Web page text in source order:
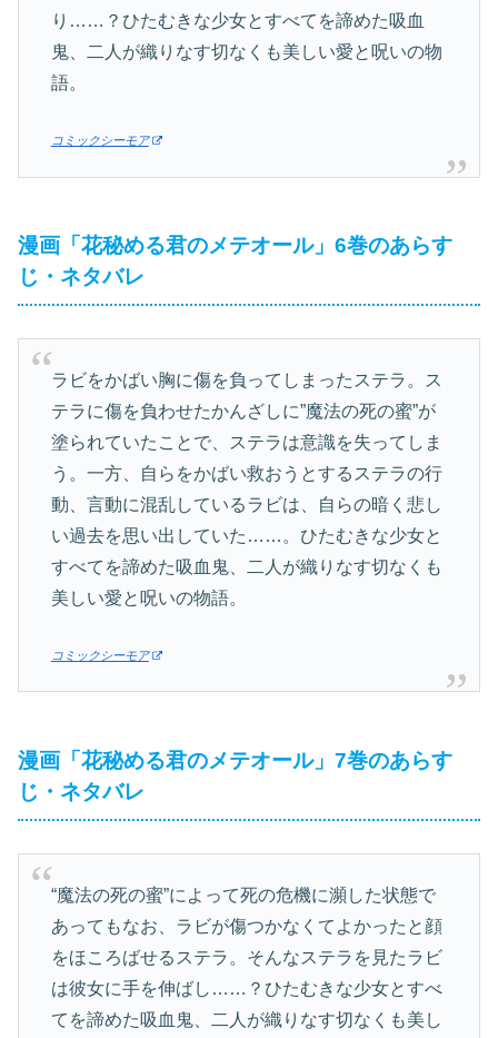
り……？ひたむきな少女とすべてを諦めた吸血
鬼、二人が織りなす切なくも美しい愛と呪いの物
語。
コミックシーモア
漫画「花秘める君のメテオール」6巻のあらす
じ・ネタバレ
ラビをかばい胸に傷を負ってしまったステラ。ス
テラに傷を負わせたかんざしに”魔法の死の蜜”が
塗られていたことで、ステラは意識を失ってしま
う。一方、自らをかばい救おうとするステラの行
動、言動に混乱しているラビは、自らの暗く悲し
い過去を思い出していた……。ひたむきな少女と
すべてを諦めた吸血鬼、二人が織りなす切なくも
美しい愛と呪いの物語。
コミックシーモア
漫画「花秘める君のメテオール」7巻のあらす
じ・ネタバレ
“魔法の死の蜜”によって死の危機に瀕した状態で
あってもなお、ラビが傷つかなくてよかったと顔
をほころばせるステラ。そんなステラを見たラビ
は彼女に手を伸ばし……？ひたむきな少女とすべ
てを諦めた吸血鬼、二人が織りなす切なくも美し